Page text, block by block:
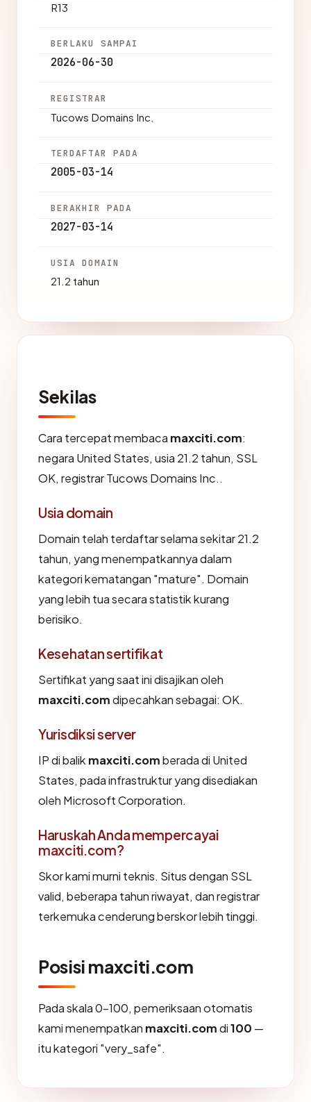
R13
BERLAKU SAMPAI
2026-06-30
REGISTRAR
Tucows Domains Inc.
TERDAFTAR PADA
2005-03-14
BERAKHIR PADA
2027-03-14
USIA DOMAIN
21.2 tahun
Sekilas
Cara tercepat membaca maxciti.com:
negara United States, usia 21.2 tahun, SSL
OK, registrar Tucows Domains Inc..
Usia domain
Domain telah terdaftar selama sekitar 21.2
tahun, yang menempatkannya dalam
kategori kematangan "mature". Domain
yang lebih tua secara statistik kurang
berisiko.
Kesehatan sertifikat
Sertifikat yang saat ini disajikan oleh
maxciti.comdipecahkan sebagai: OK.
Yurisdiksi server
IP di balik maxciti.comberada di United
States, pada infrastruktur yang disediakan
oleh Microsoft Corporation.
Haruskah Anda mempercayai
maxciti.com?
Skor kami murni teknis. Situs dengan SSL
valid, beberapa tahun riwayat, dan registrar
terkemuka cenderung berskor lebih tinggi.
Posisi maxciti.com
Pada skala 0-100, pemeriksaan otomatis
kami menempatkan maxciti.comdi100 —
itu kategori "very_safe".